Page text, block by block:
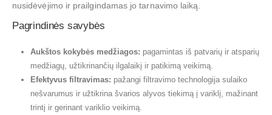
nusidėvėjimo ir prailgindamas jo tarnavimo laiką.
Pagrindinės savybės
Aukštos kokybės medžiagos: pagamintas iš patvarių ir atsparių
medžiagų, užtikrinančių ilgalaikį ir patikimą veikimą.
Efektyvus filtravimas: pažangi filtravimo technologija sulaiko
nešvarumus ir užtikrina švarios alyvos tiekimą į variklį, mažinant
trintį ir gerinant variklio veikimą.